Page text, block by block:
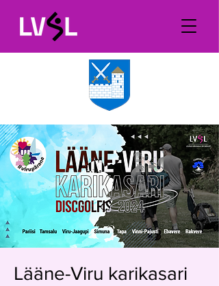
Lääne-Viru karikasari